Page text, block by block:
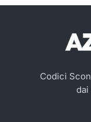
Codici
dai